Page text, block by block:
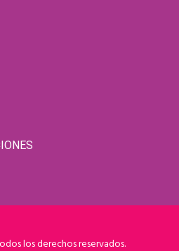
los derechos reservados.